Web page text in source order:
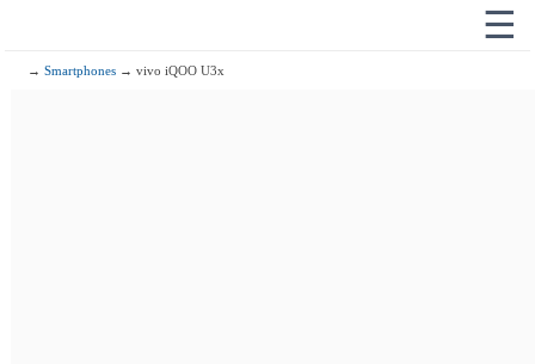
☰
→Smartphones → vivo iQOO U3x